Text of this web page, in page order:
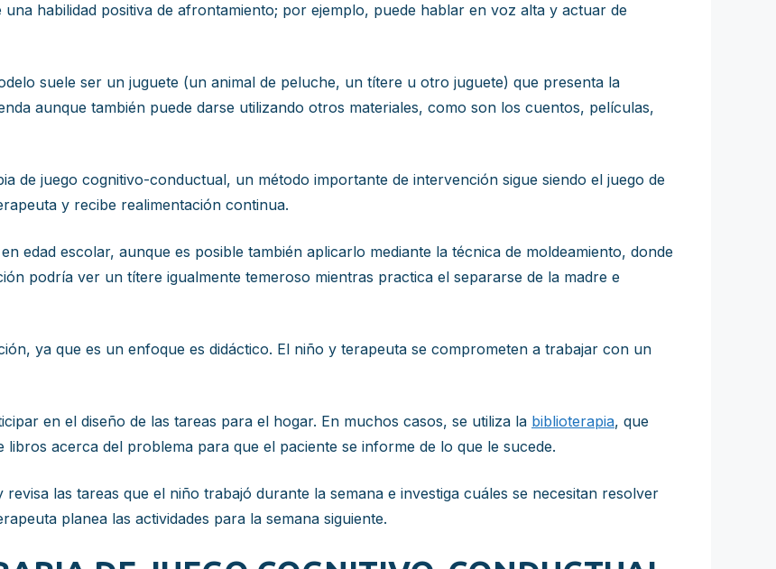
habilidad positiva de afrontamiento; por ejemplo, puede hablar en voz alta y actuar de
suele ser un juguete (un animal de peluche, un títere u otro juguete) que presenta la
aunque también puede darse utilizando otros materiales, como son los cuentos, películas,
de juego cognitivo-conductual, un método importante de intervención sigue siendo el juego de
y recibe realimentación continua.
edad escolar, aunque es posible también aplicarlo mediante la técnica de moldeamiento, donde
podría ver un títere igualmente temeroso mientras practica el separarse de la madre e
ya que es un enfoque es didáctico. El niño y terapeuta se comprometen a trabajar con un
en el diseño de las tareas para el hogar. En muchos casos, se utiliza la biblioterapia, que
acerca del problema para que el paciente se informe de lo que le sucede.
las tareas que el niño trabajó durante la semana e investiga cuáles se necesitan resolver
planea las actividades para la semana siguiente.